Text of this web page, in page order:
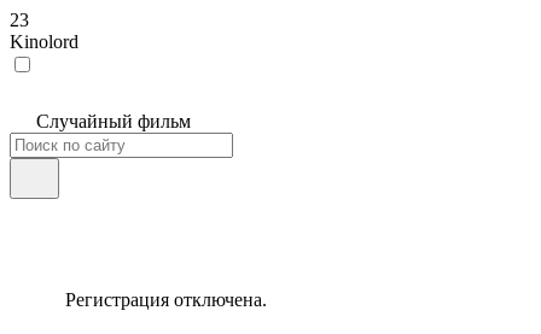
23
Kinolord
Случайный фильм
Регистрация отключена.